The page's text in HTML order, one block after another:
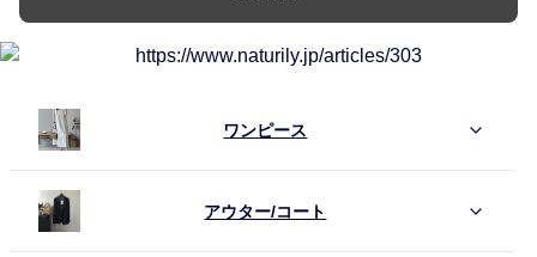
ワンピース
アウター/コート